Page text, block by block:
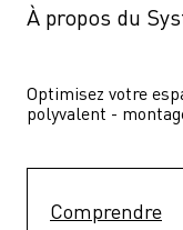
À propos du
Optimisez votre
polyvalent -
Comprendre